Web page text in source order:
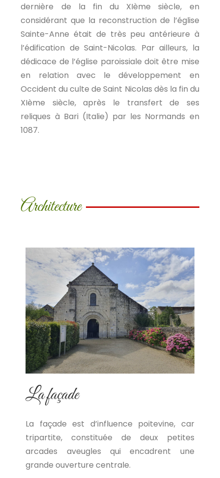
dernière de la fin du XIème siècle, en
considérant que la reconstruction de l’église
Sainte-Anne était de très peu antérieure à
l’édification de Saint-Nicolas. Par ailleurs, la
dédicace de l’église paroissiale doit être mise
en relation avec le développement en
Occident du culte de Saint Nicolas dès la fin du
XIème siècle, après le transfert de ses
reliques à Bari (Italie) par les Normands en
1087.
Architecture
La façade
​La façade est d’influence poitevine, car
tripartite, constituée de deux petites
arcades aveugles qui encadrent une
grande ouverture centrale.